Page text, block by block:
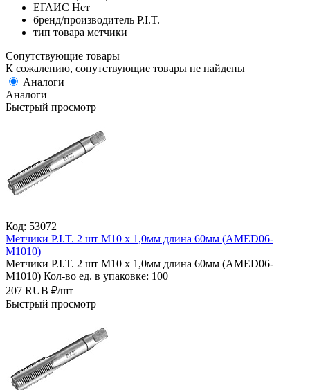
ЕГАИС Нет
бренд/производитель P.I.T.
тип товара метчики
Сопутствующие товары
К сожалению, сопутствующие товары не найдены
Аналоги
Аналоги
Быстрый просмотр
Код: 53072
Метчики P.I.T. 2 шт M10 x 1,0мм длина 60мм (AMED06-
M1010)
Метчики P.I.T. 2 шт M10 x 1,0мм длина 60мм (AMED06-
M1010) Кол-во ед. в упаковке: 100
207 RUB ₽/шт
Быстрый просмотр